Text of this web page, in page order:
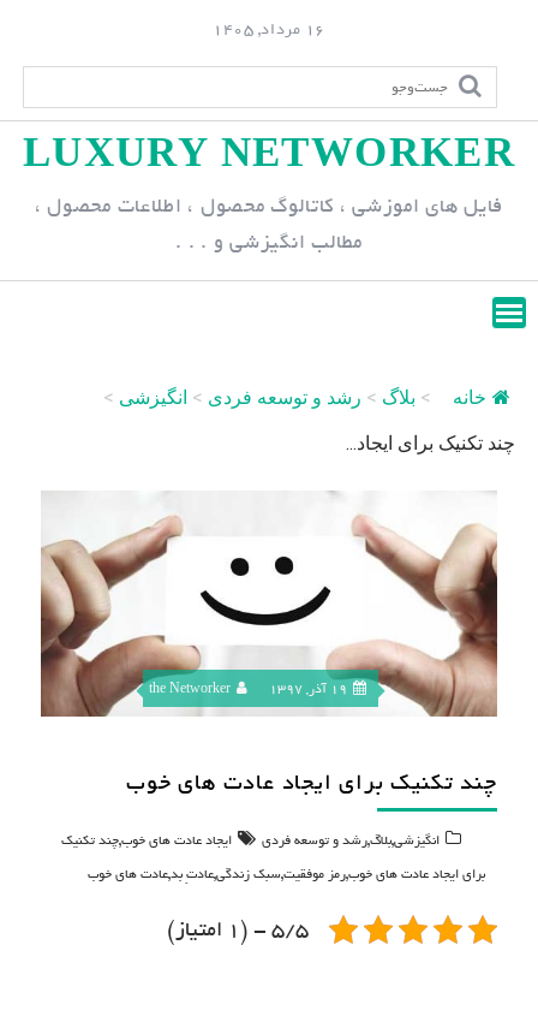
p
n
16 مرداد, 1405
LUXURY NETWORKER
فایل های اموزشی ، کاتالوگ محصول ، اطلاعات محصول ،
مطالب انگیزشی و . . .
خانه > بلاگ > رشد و توسعه فردی > انگیزشی >
چند تکنیک برای ایجاد...
19 آذر, 1397 the Networker
چند تکنیک برای ایجاد عادت های خوب
انگیزشی,بلاگ,رشد و توسعه فردی ایجاد عادت های خوب,چند تکنیک
برای ایجاد عادت های خوب,رمز موفقیت,سبک زندگی,عادتِ بد,عادت های خوب
5/5 - (1 امتیاز)